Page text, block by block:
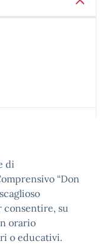
di
“Don
consentire, su
orario
o educativi.